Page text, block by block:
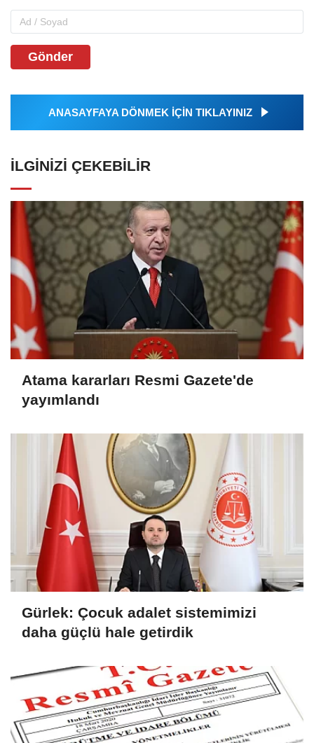
Gönder
ANASAYFAYA DÖNMEK İÇİN TIKLAYINIZ
İLGINIZI ÇEKEBILIR
Atama kararları Resmi Gazete'de
yayımlandı
Gürlek: Çocuk adalet sistemimizi
daha güçlü hale getirdik